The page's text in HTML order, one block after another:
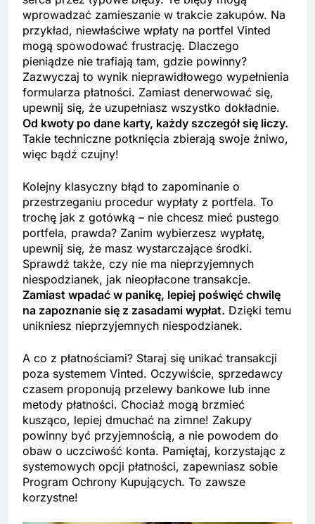
wprowadzać zamieszanie w trakcie zakupów. Na
przykład, niewłaściwe wpłaty na portfel Vinted
mogą spowodować frustrację. Dlaczego
pieniądze nie trafiają tam, gdzie powinny?
Zazwyczaj to wynik nieprawidłowego wypełnienia
formularza płatności. Zamiast denerwować się,
upewnij się, że uzupełniasz wszystko dokładnie.
Od kwoty po dane karty, każdy szczegół się liczy.
Takie techniczne potknięcia zbierają swoje żniwo,
więc bądź czujny!
Kolejny klasyczny błąd to zapominanie o
przestrzeganiu procedur wypłaty z portfela. To
trochę jak z gotówką – nie chcesz mieć pustego
portfela, prawda? Zanim wybierzesz wypłatę,
upewnij się, że masz wystarczające środki.
Sprawdź także, czy nie ma nieprzyjemnych
niespodzianek, jak nieopłacone transakcje.
Zamiast wpadać w panikę, lepiej poświęć chwilę
na zapoznanie się z zasadami wypłat. Dzięki temu
unikniesz nieprzyjemnych niespodzianek.
A co z płatnościami? Staraj się unikać transakcji
poza systemem Vinted. Oczywiście, sprzedawcy
czasem proponują przelewy bankowe lub inne
metody płatności. Chociaż mogą brzmieć
kusząco, lepiej dmuchać na zimne! Zakupy
powinny być przyjemnością, a nie powodem do
obaw o uczciwość konta. Pamiętaj, korzystając z
systemowych opcji płatności, zapewniasz sobie
Program Ochrony Kupujących. To zawsze
korzystne!